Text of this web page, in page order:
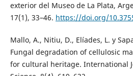
exterior del Museo de La Plata,
17(1), 33–46. https://doi.org/
Mallo, A., Nitiu, D., Elíades, L. y
Fungal degradation of cellulosic
for cultural heritage. International